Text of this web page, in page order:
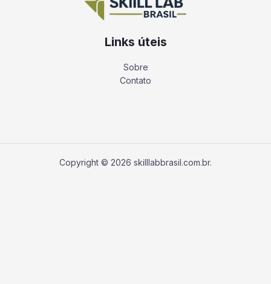
Links úteis
Sobre
Contato
Copyright © 2026 skilllabbrasil.com.br.